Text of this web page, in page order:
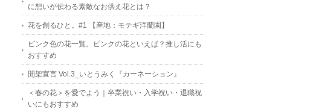
に想いが伝わる素敵なお供え花とは？
花を創るひと。#1 【産地：モテギ洋蘭園】
ピンク色の花一覧。ピンクの花といえば？推し活にも
おすすめ
開架宣言 Vol.3_いとうみく『カーネーション』
＜春の花＞を愛でよう｜卒業祝い・入学祝い・退職祝
いにもおすすめ